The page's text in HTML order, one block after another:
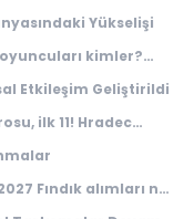
Yükselişi
kimler?
Etkileşim Geliştirildi
ilk 11! Hradec
Fındık alımları ne